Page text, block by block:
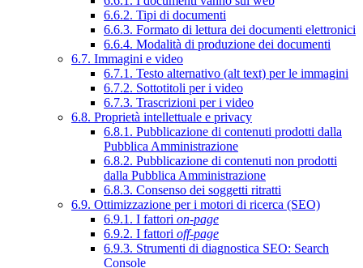
6.6.2. Tipi di documenti
6.6.3. Formato di lettura dei documenti elettronici
6.6.4. Modalità di produzione dei documenti
6.7. Immagini e video
6.7.1. Testo alternativo (alt text) per le immagini
6.7.2. Sottotitoli per i video
6.7.3. Trascrizioni per i video
6.8. Proprietà intellettuale e privacy
6.8.1. Pubblicazione di contenuti prodotti dalla
Pubblica Amministrazione
6.8.2. Pubblicazione di contenuti non prodotti
dalla Pubblica Amministrazione
6.8.3. Consenso dei soggetti ritratti
6.9. Ottimizzazione per i motori di ricerca (SEO)
6.9.1. I fattori on-page
6.9.2. I fattori off-page
6.9.3. Strumenti di diagnostica SEO: Search
Console